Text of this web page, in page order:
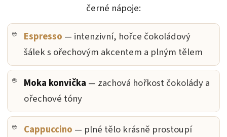
černé nápoje:
Espresso — intenzivní, hořce čokoládový
šálek s ořechovým akcentem a plným tělem
Moka konvička — zachová hořkost čokolády a
ořechové tóny
Cappuccino — plné tělo krásně prostoupí